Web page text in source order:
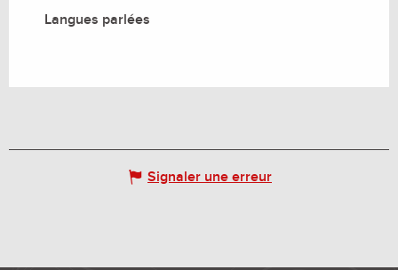
Langues parlées
Langues parlées
Signaler une erreur